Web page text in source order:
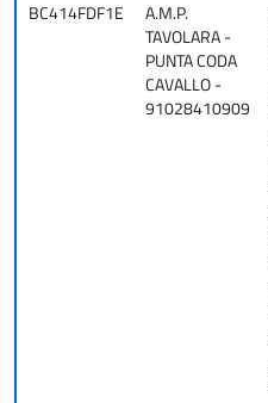
BC414FDF1E
A.M.P.
TAVOLARA -
PUNTA CODA
CAVALLO -
91028410909